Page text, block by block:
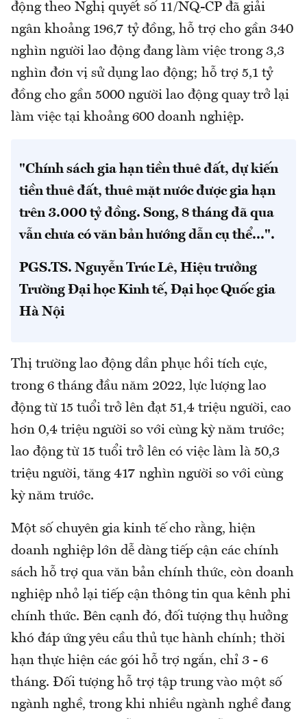
động theo Nghị quyết số 11/NQ-CP đã giải
ngân khoảng 196,7 tỷ đồng, hỗ trợ cho gần 340
nghìn người lao động đang làm việc trong 3,3
nghìn đơn vị sử dụng lao động; hỗ trợ 5,1 tỷ
đồng cho gần 5000 người lao động quay trở lại
làm việc tại khoảng 600 doanh nghiệp.
"Chính sách gia hạn tiền thuê đất, dự kiến
tiền thuê đất, thuê mặt nước được gia hạn
trên 3.000 tỷ đồng. Song, 8 tháng đã qua
vẫn chưa có văn bản hướng dẫn cụ thể...".
PGS.TS. Nguyễn Trúc Lê, Hiệu trưởng
Trường Đại học Kinh tế, Đại học Quốc gia
Hà Nội
Thị trường lao động dần phục hồi tích cực,
trong 6 tháng đầu năm 2022, lực lượng lao
động từ 15 tuổi trở lên đạt 51,4 triệu người, cao
hơn 0,4 triệu người so với cùng kỳ năm trước;
lao động từ 15 tuổi trở lên có việc làm là 50,3
triệu người, tăng 417 nghìn người so với cùng
kỳ năm trước.
Một số chuyên gia kinh tế cho rằng, hiện
doanh nghiệp lớn dễ dàng tiếp cận các chính
sách hỗ trợ qua văn bản chính thức, còn doanh
nghiệp nhỏ lại tiếp cận thông tin qua kênh phi
chính thức. Bên cạnh đó, đối tượng thụ hưởng
khó đáp ứng yêu cầu thủ tục hành chính; thời
hạn thực hiện các gói hỗ trợ ngắn, chỉ 3 - 6
tháng. Đối tượng hỗ trợ tập trung vào một số
ngành nghề, trong khi nhiều ngành nghề đang